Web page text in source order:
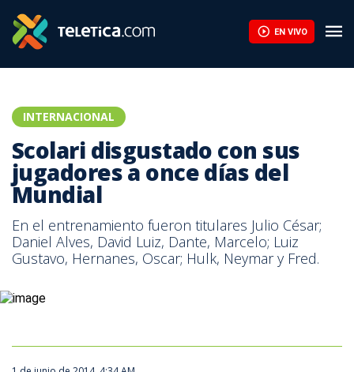
EN VIVO
INTERNACIONAL
Scolari disgustado con sus
jugadores a once días del
Mundial
En el entrenamiento fueron titulares Julio César;
Daniel Alves, David Luiz, Dante, Marcelo; Luiz
Gustavo, Hernanes, Oscar; Hulk, Neymar y Fred.